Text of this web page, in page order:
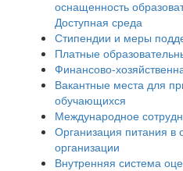
оснащенность
Доступная среда
Стипендии и меры
Платные
Финансово-
Вакантные места для
обучающихся
Международное
Организация питания в
организации
Внутренняя система